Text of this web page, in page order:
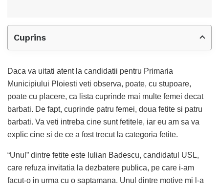
Cuprins
Daca va uitati atent la candidatii pentru Primaria
Municipiului Ploiesti veti observa, poate, cu stupoare,
poate cu placere, ca lista cuprinde mai multe femei decat
barbati. De fapt, cuprinde patru femei, doua fetite si patru
barbati. Va veti intreba cine sunt fetitele, iar eu am sa va
explic cine si de ce a fost trecut la categoria fetite.
“Unul” dintre fetite este Iulian Badescu, candidatul USL,
care refuza invitatia la dezbatere publica, pe care i-am
facut-o in urma cu o saptamana. Unul dintre motive mi l-a